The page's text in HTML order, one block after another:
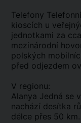
Telefony
kioscích u
jednotkami za
mezinárodní
polských
před odjezdem
V regionu:
Alanya Jedná se
nachází desítka
délce přes 50